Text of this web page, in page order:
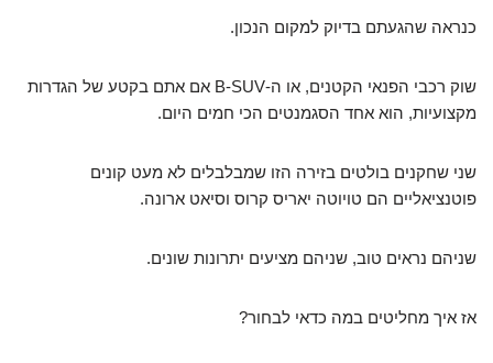
כנראה שהגעתם בדיוק למקום הנכון.
שוק רכבי הפנאי הקטנים, או ה-B-SUV אם אתם בקטע של הגדרות
מקצועיות, הוא אחד הסגמנטים הכי חמים היום.
שני שחקנים בולטים בזירה הזו שמבלבלים לא מעט קונים
פוטנציאליים הם טויוטה יאריס קרוס וסיאט ארונה.
שניהם נראים טוב, שניהם מציעים יתרונות שונים.
אז איך מחליטים במה כדאי לבחור?